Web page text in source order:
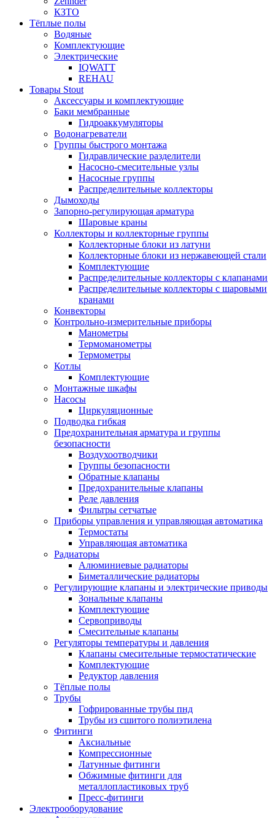
КЗТО
Тёплые полы
Водяные
Комплектующие
Электрические
IQWATT
REHAU
Товары Stout
Аксессуары и комплектующие
Баки мембранные
Гидроаккумуляторы
Водонагреватели
Группы быстрого монтажа
Гидравлические разделители
Насосно-смесительные узлы
Насосные группы
Распределительные коллекторы
Дымоходы
Запорно-регулирующая арматура
Шаровые краны
Коллекторы и коллекторные группы
Коллекторные блоки из латуни
Коллекторные блоки из нержавеющей стали
Комплектующие
Распределительные коллекторы с клапанами
Распределительные коллекторы с шаровыми
кранами
Конвекторы
Контрольно-измерительные приборы
Манометры
Термоманометры
Термометры
Котлы
Комплектующие
Монтажные шкафы
Насосы
Циркуляционные
Подводка гибкая
Предохранительная арматура и группы
безопасности
Воздухоотводчики
Группы безопасности
Обратные клапаны
Предохранительные клапаны
Реле давления
Фильтры сетчатые
Приборы управления и управляющая автоматика
Термостаты
Управляющая автоматика
Радиаторы
Алюминиевые радиаторы
Биметаллические радиаторы
Регулирующие клапаны и электрические приводы
Зональные клапаны
Комплектующие
Сервоприводы
Смесительные клапаны
Регуляторы температуры и давления
Клапаны смесительные термостатические
Комплектующие
Редуктор давления
Тёплые полы
Трубы
Гофрированные трубы пнд
Трубы из сшитого полиэтилена
Фитинги
Аксиальные
Компрессионные
Латунные фитинги
Обжимные фитинги для
металлопластиковых труб
Пресс-фитинги
Электрооборудование